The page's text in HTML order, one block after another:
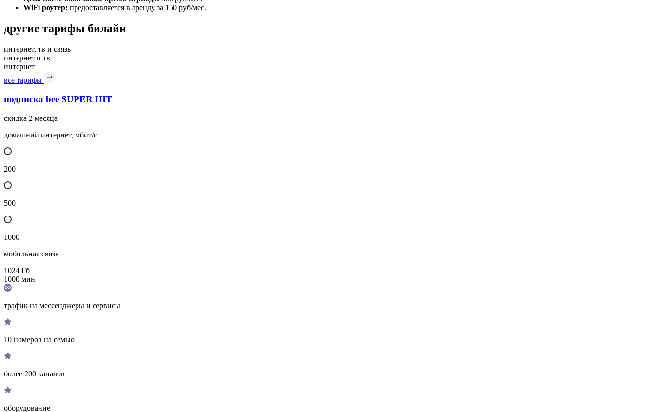
WiFi роутер: предоставляется в аренду за 150 руб/мес.
другие тарифы билайн
интернет, тв и связь
интернет и тв
интернет
все тарифы
подписка bee SUPER HIT
скидка 2 месяца
домашний интернет, мбит/с
200
500
1000
мобильная связь
1024 Гб
1000 мин
трафик на мессенджеры и сервисы
10 номеров на семью
более 200 каналов
оборудование